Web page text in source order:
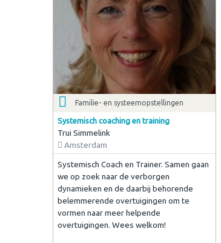
Familie- en systeemopstellingen
Systemisch coaching en training
Trui Simmelink
Amsterdam
Systemisch Coach en Trainer. Samen gaan
we op zoek naar de verborgen
dynamieken en de daarbij behorende
belemmerende overtuigingen om te
vormen naar meer helpende
overtuigingen. Wees welkom!